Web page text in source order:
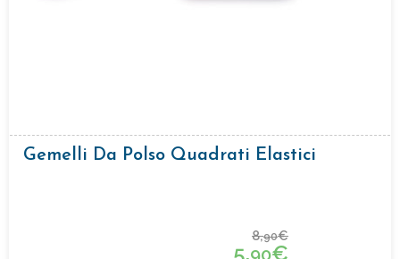
Gemelli Da Polso Quadrati Elastici
8,90€
5,90€